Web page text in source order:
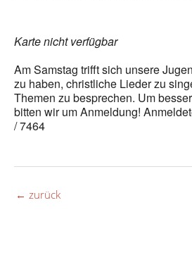
Karte nicht verfügbar
Am Samstag trifft sich unsere
zu haben, christliche Lieder zu
Themen zu besprechen. Um
bitten wir um Anmeldung!
/ 7464
← zurück